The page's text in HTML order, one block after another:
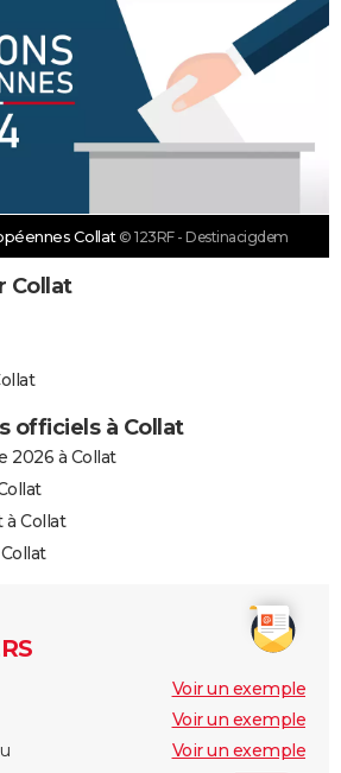
Collat © 123RF - Destinacigdem
Collat
officiels à Collat
2026 à Collat
à Collat
Voir un exemple
Voir un exemple
Voir un exemple